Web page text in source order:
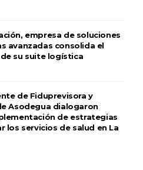
empresa de soluciones
avanzadas consolida el
su suite logística
de Fiduprevisora y
Asodegua dialogaron
de estrategias
los servicios de salud en La